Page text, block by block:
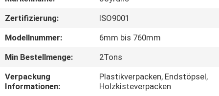
FABRIK-
AUSFLUG
QUALITÄTSKONTROLLE
Zertifizierung:
ISO9001
Modellnummer:
6mm bis 760mm
Min Bestellmenge:
2Tons
Verpackung
Informationen:
Plastikverpacken, Endstöpsel,
Holzkisteverpacken